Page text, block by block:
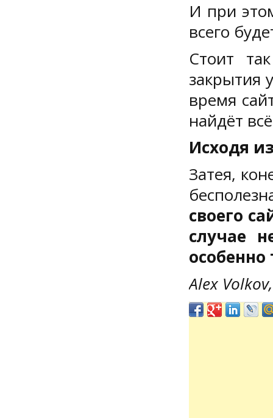
И при
всего
Стоит
закрытия
время
найдёт
Исходя
Затея,
своего
случае
Alex